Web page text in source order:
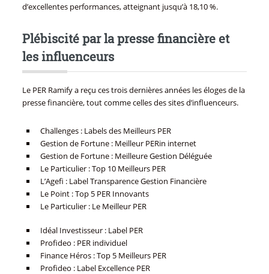
d’excellentes performances, atteignant jusqu’à 18,10 %.
Plébiscité par la presse financière et
les influenceurs
Le PER Ramify a reçu ces trois dernières années les éloges de la
presse financière, tout comme celles des sites d’influenceurs.
Challenges : Labels des Meilleurs PER
Gestion de Fortune : Meilleur PERin internet
Gestion de Fortune : Meilleure Gestion Déléguée
Le Particulier : Top 10 Meilleurs PER
L’Agefi : Label Transparence Gestion Financière
Le Point : Top 5 PER Innovants
Le Particulier : Le Meilleur PER
Idéal Investisseur : Label PER
Profideo : PER individuel
Finance Héros : Top 5 Meilleurs PER
Profideo : Label Excellence PER